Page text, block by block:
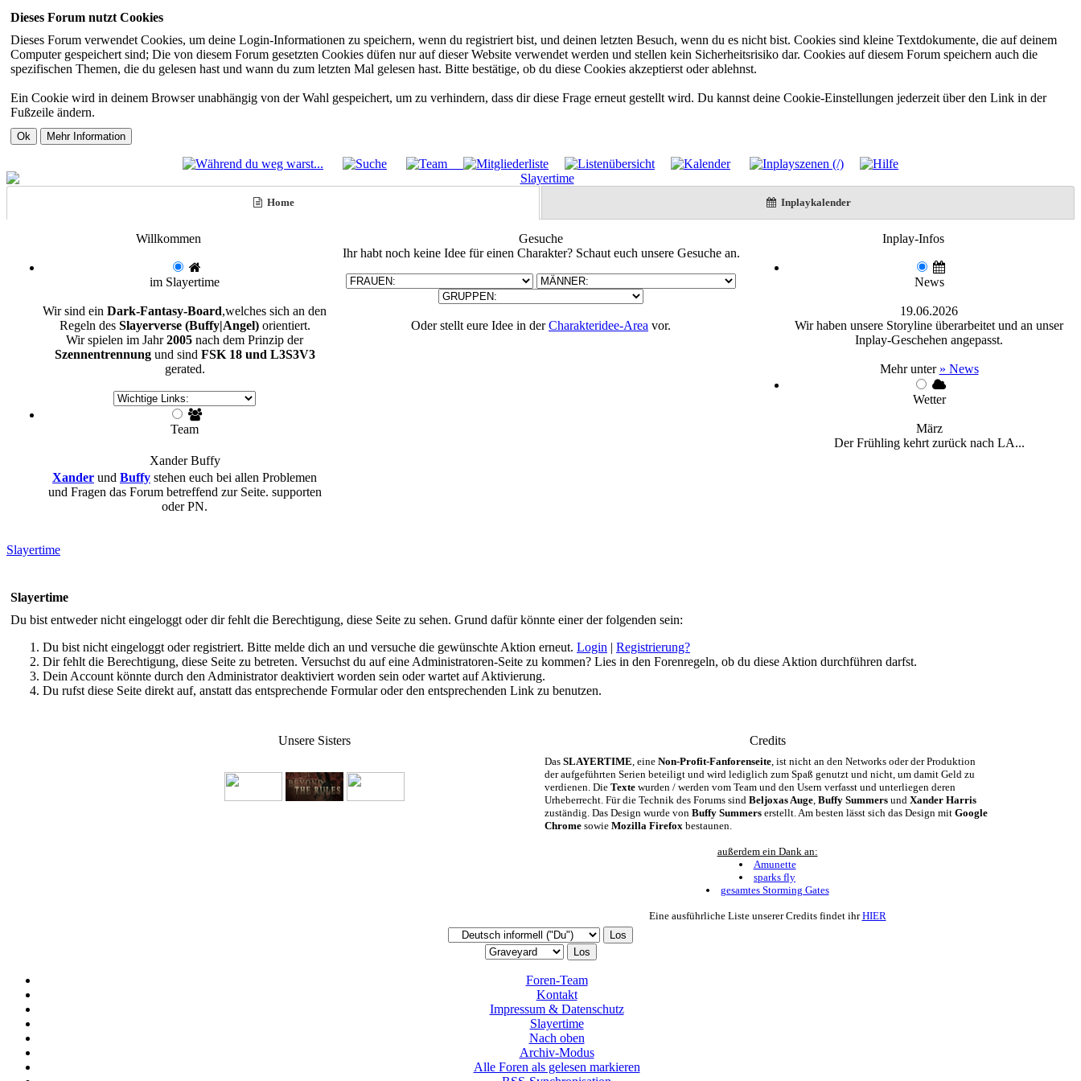
Dieses Forum nutzt Cookies
Dieses Forum verwendet Cookies, um deine Login-Informationen zu speichern, wenn du registriert bist, und deinen letzten Besuch, wenn du es nicht bist. Cookies sind kleine Textdokumente, die auf deinem
Computer gespeichert sind; Die von diesem Forum gesetzten Cookies düfen nur auf dieser Website verwendet werden und stellen kein Sicherheitsrisiko dar. Cookies auf diesem Forum speichern auch die
spezifischen Themen, die du gelesen hast und wann du zum letzten Mal gelesen hast. Bitte bestätige, ob du diese Cookies akzeptierst oder ablehnst.
Ein Cookie wird in deinem Browser unabhängig von der Wahl gespeichert, um zu verhindern, dass dir diese Frage erneut gestellt wird. Du kannst deine Cookie-Einstellungen jederzeit über den Link in der
Fußzeile ändern.
Home Inplaykalender
Willkommen
im Slayertime
Wir sind ein Dark-Fantasy-Board,welches sich an den
Regeln des Slayerverse (Buffy|Angel)orientiert.
Wir spielen im Jahr2005 nach dem Prinzip der
Szennentrennungund sind FSK 18 und L3S3V3
gerated.
Team
Xander Buffy
Xander und Buffy stehen euch bei allen Problemen
und Fragen das Forum betreffend zur Seite. supporten
oder PN.
Gesuche
Ihr habt noch keine Idee für einen Charakter? Schaut euch unsere Gesuche an.
Oder stellt eure Idee in derCharakteridee-Area vor.
Inplay-Infos
News
19.06.2026
Wir haben unsere Storyline überarbeitet und an unser
Inplay-Geschehen angepasst.
Mehr unter » News
Wetter
März
Der Frühling kehrt zurück nach LA...
Slayertime
Slayertime
Du bist entweder nicht eingeloggt oder dir fehlt die Berechtigung, diese Seite zu sehen. Grund dafür könnte einer der folgenden sein:
Du bist nicht eingeloggt oder registriert. Bitte melde dich an und versuche die gewünschte Aktion erneut. Login | Registrierung?
Dir fehlt die Berechtigung, diese Seite zu betreten. Versuchst du auf eine Administratoren-Seite zu kommen? Lies in den Forenregeln, ob du diese Aktion durchführen darfst.
Dein Account könnte durch den Administrator deaktiviert worden sein oder wartet auf Aktivierung.
Du rufst diese Seite direkt auf, anstatt das entsprechende Formular oder den entsprechenden Link zu benutzen.
Unsere Sisters Credits
Das SLAYERTIME, eine Non-Profit-Fanforenseite, ist nicht an den Networks oder der Produktion
der aufgeführten Serien beteiligt und wird lediglich zum Spaß genutzt und nicht, um damit Geld zu
verdienen. Die Texte wurden / werden vom Team und den Usern verfasst und unterliegen deren
Urheberrecht. Für die Technik des Forums sind Beljoxas Auge, Buffy Summers und Xander Harris
zuständig. Das Design wurde von Buffy Summers erstellt. Am besten lässt sich das Design mit Google
Chrome sowie Mozilla Firefox bestaunen.
außerdem ein Dank an:
Amunette
sparks fly
gesamtes Storming Gates
Eine ausführliche Liste unserer Credits findet ihrHIER
Foren-Team
Kontakt
Impressum & Datenschutz
Slayertime
Nach oben
Archiv-Modus
Alle Foren als gelesen markieren